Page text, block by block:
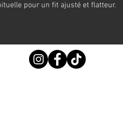
pour un fit ajusté et flatteur.